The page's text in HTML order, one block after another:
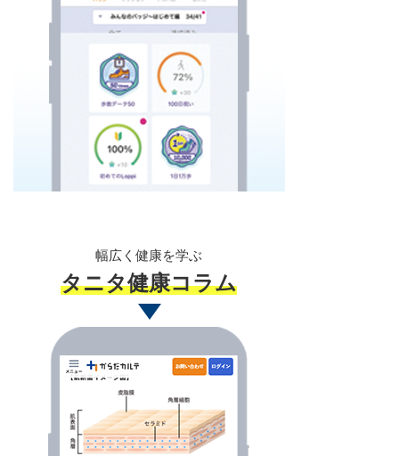
幅広く健康を学ぶ
タニタ健康コラム